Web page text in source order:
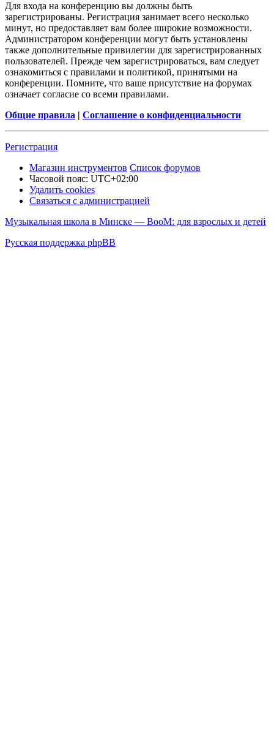
Для входа на конференцию вы должны быть
зарегистрированы. Регистрация занимает всего несколько
минут, но предоставляет вам более широкие возможности.
Администратором конференции могут быть установлены
также дополнительные привилегии для зарегистрированных
пользователей. Прежде чем зарегистрироваться, вам следует
ознакомиться с правилами и политикой, принятыми на
конференции. Помните, что ваше присутствие на форумах
означает согласие со всеми правилами.
Общие правила | Соглашение о конфиденциальности
Регистрация
Магазин инструментов Список форумов
Часовой пояс: UTC+02:00
Удалить cookies
Связаться с администрацией
Музыкальная школа в Минске — BooM: для взрослых и детей
Русская поддержка phpBB